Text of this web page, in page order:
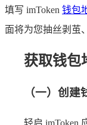
填写 imToken 钱包
面将为您抽丝剥茧
获取钱包
（一）创建